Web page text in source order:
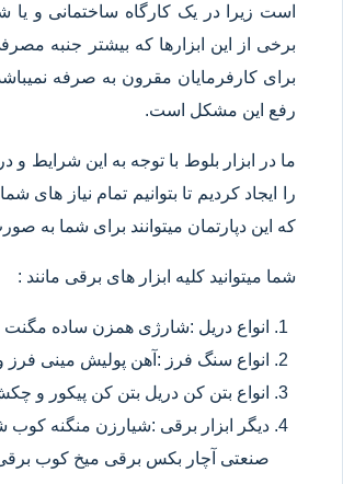
است زیرا در یک کارگاه ساختمانی و یا
برخی از این ابزارها که بیشتر جنبه
برای کارفرمایان مقرون به صرفه
رفع این مشکل است.
ما در ابزار بلوط با توجه به این شرایط و
را ایجاد کردیم تا بتوانیم تمام نیاز
که این دپارتمان میتوانند برای شما به
شما میتوانید کلیه ابزار های برقی مانند :
انواع دریل :شارژی همزن ساده
انواع سنگ فرز :آهن پولیش مینی فرز
انواع بتن کن دریل بتن کن پیکور و
دیگر ابزار برقی :شیارزن منگنه
صنعتی آچار بکس برقی میخ کوب